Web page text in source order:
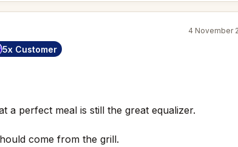
5x Customer
4 November
a perfect meal is still the great equalizer.
come from the grill.